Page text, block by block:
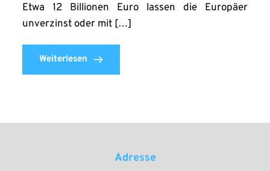
Etwa 12 Billionen Euro lassen die Europäer
unverzinst oder mit […]
Weiterlesen
Adresse